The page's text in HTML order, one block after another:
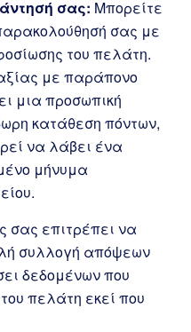
σας: Μπορείτε
σας με
του πελάτη.
με παράπονο
μια προσωπική
κατάθεση πόντων,
να λάβει ένα
μήνυμα
σας επιτρέπει να
συλλογή απόψεων
δεδομένων που
πελάτη εκεί που